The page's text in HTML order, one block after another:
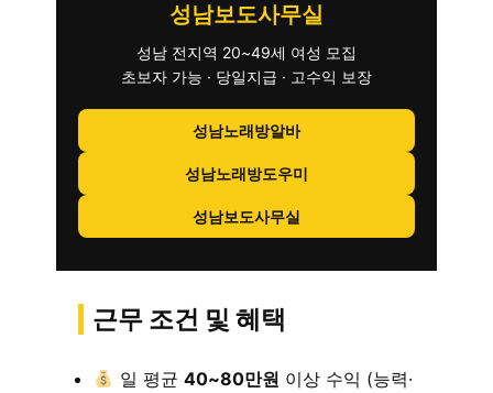
성남보도사무실
성남 전지역 20~49세 여성 모집
초보자 가능 · 당일지급 · 고수익 보장
성남노래방알바
성남노래방도우미
성남보도사무실
근무 조건 및 혜택
일 평균 40~80만원 이상 수익 (능력·